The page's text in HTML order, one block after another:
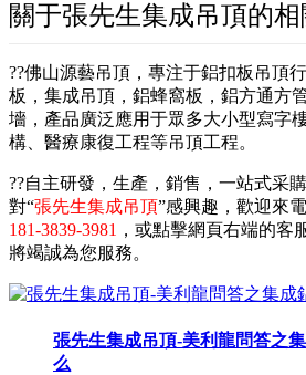
關于張先生集成吊頂的
??佛山源藝吊頂，專注于鋁扣板吊頂
板，集成吊頂，鋁蜂窩板，鋁方通方
墻，產品廣泛應用于眾多大小型寫字
構、醫療康復工程等吊頂工程。
??自主研發，生產，銷售，一站式采
對“張先生集成吊頂”感興趣，歡迎來
181-3839-3981 ，或點擊網頁右端的客
將竭誠為您服務。
張先生集成吊頂-美利龍問答之
么